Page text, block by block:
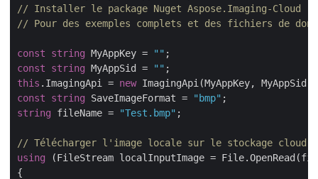
// Installer le package Nuget Aspose.Imaging-Cloud
// Pour des exemples complets et des fichiers de
const string MyAppKey = ""
const
string MyAppSid = ""
this .ImagingApi = new ImagingApi(MyAppKey, MyAppSid,
const
string SaveImageFormat = "bmp"
string fileName = "Test.bmp" ;
// Télécharger l'image locale sur le stockage cloud
using (FileStream localInputImage =
{